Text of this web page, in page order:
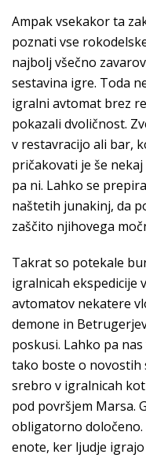
Ampak vsekakor ta
poznati vse
najbolj všečno
sestavina igre. Toda
igralni avtomat brez
pokazali dvoličnost.
v restavracijo ali bar,
pričakovati je še
pa ni. Lahko se
naštetih junakinj, da
zaščito njihovega
Takrat so potekale
igralnicah ekspedicije
avtomatov nekatere
demone in
poskusi. Lahko pa
tako boste o novostih
srebro v igralnicah
pod površjem Marsa.
obligatorno določeno.
enote, ker ljudje